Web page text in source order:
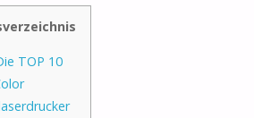
TOP 10